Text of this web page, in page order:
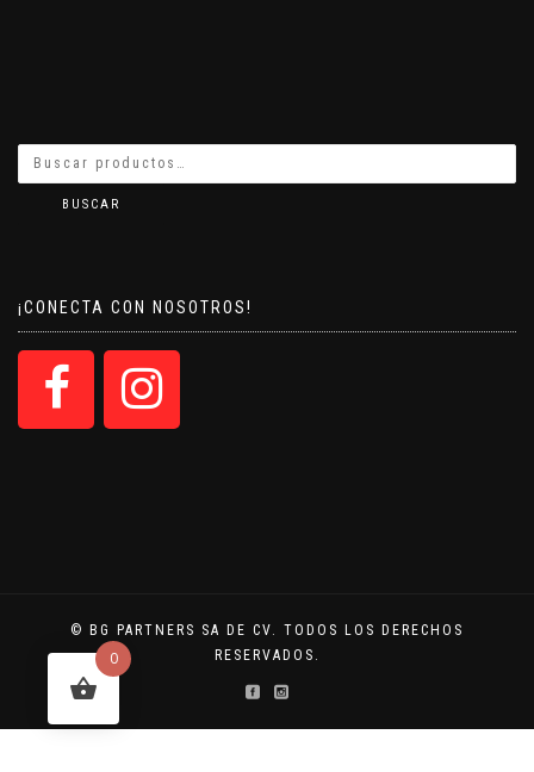
BUSCAR
¡CONECTA CON NOSOTROS!
© BG PARTNERS SA DE CV. TODOS LOS DERECHOS
RESERVADOS.
0